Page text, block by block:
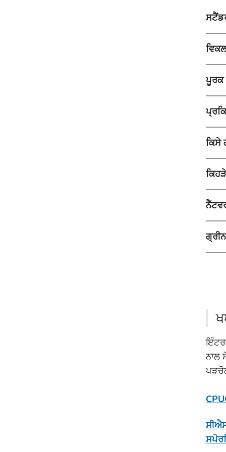
ਪੂਰਕ
ਕਿਸੇ
ਨਾਲ